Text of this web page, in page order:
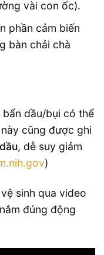
vài con ốc).
phần cảm biến
bàn chải chà
dầu/bụi có thể
cũng được ghi
, dễ suy giảm
)
sinh qua video
đúng động